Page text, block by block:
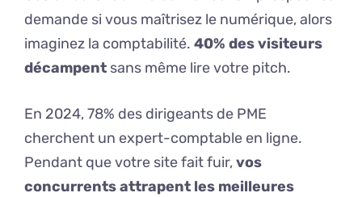
demande si vous maîtrisez le numérique, alors
imaginez la comptabilité. 40% des visiteurs
décampent sans même lire votre pitch.
En 2024, 78% des dirigeants de PME
cherchent un expert-comptable en ligne.
Pendant que votre site fait fuir,vos
concurrents attrapent les meilleures